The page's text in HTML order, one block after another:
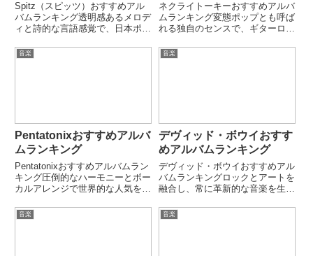
Spitz（スピッツ）おすすめアル
バムランキング透明感あるメロデ
ィと詩的な言語感覚で、日本ポッ
よりも“静かな強さ”を持つ独自の
ネクライトーキーおすすめアルバ
ムランキング変態ポップとも呼ば
れる独自のセンスで、ギターロッ
させるネクライトーキー。
音楽
Pentatonixおすすめアルバ
ムランキング
Pentatonixおすすめアルバムラン
キング圧倒的なハーモニーとボー
カルアレンジで世界的な人気を誇
Presents」「Christmas 系アルバ
ム」「The Sing-Off 優勝後の作
音楽
デヴィッド・ボウイおすす
めアルバムランキング
デヴィッド・ボウイおすすめアル
バムランキングロックとアートを
融合し、常に革新的な音楽を生み
「The Rise and Fall of Ziggy
Stardust」「Heroes」「Hunky
音楽 音楽